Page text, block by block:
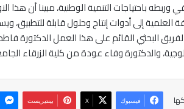
وربطه باحتياجات التنمية الوطنية، مبينا أن
العلمية إلى أدوات إنتاج وحلول قابلة
البحثي القائم على هذا العمل الدكتورة
والدكتورة وفاء عودة من كلية الزرقاء
فيسبوك ‫X بينتيريست